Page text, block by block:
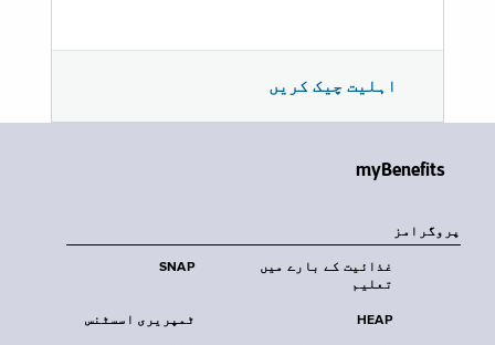
اہلیت چیک کریں
myBenefits
پروگرامز
SNAP
غذائیت کے بارے میں
تعلیم
ٹمپریری اسسٹنس HEAP